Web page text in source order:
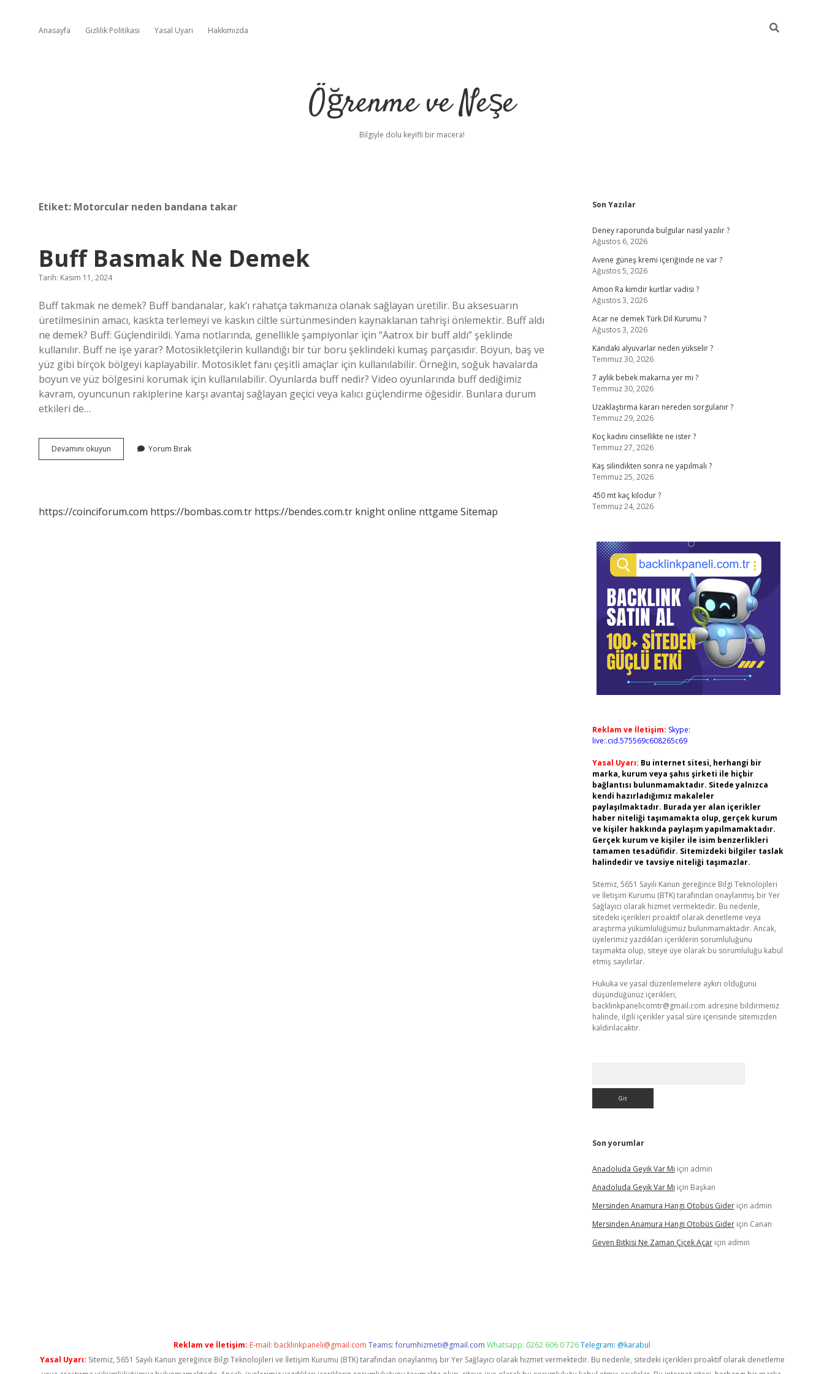
Anasayfa Gizlilik Politikası Yasal Uyarı Hakkımızda
Öğrenme ve Neşe
Bilgiyle dolu keyifli bir macera!
Etiket: Motorcular neden bandana takar
Buff Basmak Ne Demek
Tarih: Kasım 11, 2024
Buff takmak ne demek? Buff bandanalar, kak’ı rahatça takmanıza olanak sağlayan üretilir. Bu aksesuarın
üretilmesinin amacı, kaskta terlemeyi ve kaskın ciltle sürtünmesinden kaynaklanan tahrişi önlemektir. Buff aldı
ne demek? Buff: Güçlendirildi. Yama notlarında, genellikle şampiyonlar için “Aatrox bir buff aldı” şeklinde
kullanılır. Buff ne işe yarar? Motosikletçilerin kullandığı bir tür boru şeklindeki kumaş parçasıdır. Boyun, baş ve
yüz gibi birçok bölgeyi kaplayabilir. Motosiklet fanı çeşitli amaçlar için kullanılabilir. Örneğin, soğuk havalarda
boyun ve yüz bölgesini korumak için kullanılabilir. Oyunlarda buff nedir? Video oyunlarında buff dediğimiz
kavram, oyuncunun rakiplerine karşı avantaj sağlayan geçici veya kalıcı güçlendirme öğesidir. Bunlara durum
etkileri de…
Devamını okuyun
Basmak
Yorum Bırak
https://coinciforum.com https://bombas.com.tr https://bendes.com.tr knight online nttgame Sitemap
Sidebar
Son Yazılar
Deney raporunda bulgular nasıl yazılır ?
Ağustos 6, 2026
Avene güneş kremi içeriğinde ne var ?
Ağustos 5, 2026
Amon Ra kimdir kurtlar vadisi ?
Ağustos 3, 2026
Acar ne demek Türk Dil Kurumu ?
Ağustos 3, 2026
Kandaki alyuvarlar neden yükselir ?
Temmuz 30, 2026
7 aylık bebek makarna yer mi ?
Temmuz 30, 2026
Uzaklaştırma kararı nereden sorgulanır ?
Temmuz 29, 2026
Koç kadını cinsellikte ne ister ?
Temmuz 27, 2026
Kaş silindikten sonra ne yapılmalı ?
Temmuz 25, 2026
450 mt kaç kilodur ?
Temmuz 24, 2026
Reklam ve İletişim: Skype:
live:.cid.575569c608265c69
Yasal Uyarı: Bu internet sitesi, herhangi bir
marka, kurum veya şahıs şirketi ile hiçbir
bağlantısı bulunmamaktadır. Sitede yalnızca
kendi hazırladığımız makaleler
paylaşılmaktadır. Burada yer alan içerikler
haber niteliği taşımamakta olup, gerçek kurum
ve kişiler hakkında paylaşım yapılmamaktadır.
Gerçek kurum ve kişiler ile isim benzerlikleri
tamamen tesadüfidir. Sitemizdeki bilgiler taslak
halindedir ve tavsiye niteliği taşımazlar.
Sitemiz, 5651 Sayılı Kanun gereğince Bilgi Teknolojileri
ve İletişim Kurumu (BTK) tarafından onaylanmış bir Yer
Sağlayıcı olarak hizmet vermektedir. Bu nedenle,
sitedeki içerikleri proaktif olarak denetleme veya
araştırma yükümlülüğümüz bulunmamaktadır. Ancak,
üyelerimiz yazdıkları içeriklerin sorumluluğunu
taşımakta olup, siteye üye olarak bu sorumluluğu kabul
etmiş sayılırlar.
Hukuka ve yasal düzenlemelere aykırı olduğunu
düşündüğünüz içerikleri,
backlinkpanelicomtr@gmail.com adresine bildirmeniz
halinde, ilgili içerikler yasal süre içerisinde sitemizden
kaldırılacaktır.
Son yorumlar
Anadoluda Geyik Var Mı için admin
Anadoluda Geyik Var Mı için Başkan
Mersinden Anamura Hangi Otobüs Gideriçin admin
Mersinden Anamura Hangi Otobüs Gideriçin Canan
Geven Bitkisi Ne Zaman Çiçek Açariçin admin
Reklam ve İletişim: E-mail: backlinkpaneli@gmail.com Teams:forumhizmeti@gmail.com Whatsapp: 0262 606 0 726Telegram: @karabul
Yasal Uyarı: Sitemiz, 5651 Sayılı Kanun gereğince Bilgi Teknolojileri ve İletişim Kurumu (BTK) tarafından onaylanmış bir Yer Sağlayıcı olarak hizmet vermektedir. Bu nedenle, sitedeki içerikleri proaktif olarak denetleme